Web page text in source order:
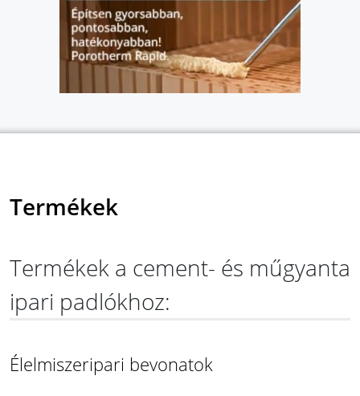
Termékek
Termékek a cement- és műgyanta
ipari padlókhoz:
Élelmiszeripari bevonatok